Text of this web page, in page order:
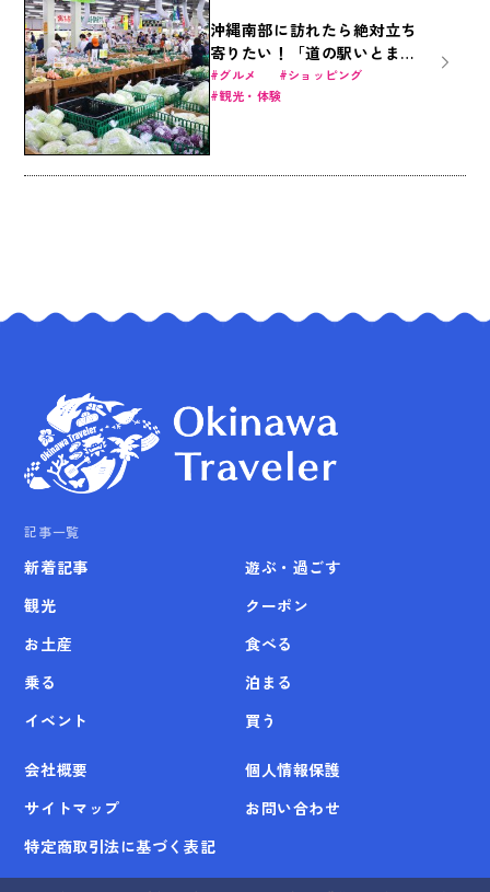
沖縄南部に訪れたら絶対立ち
寄りたい！「道の駅いとま
ん」が人気の理由とは？
グルメ
ショッピング
観光・体験
記事一覧
新着記事
観光
お土産
乗る
イベント
遊ぶ・過ごす
クーポン
食べる
泊まる
買う
会社概要
個人情報保護
サイトマップ
お問い合わせ
特定商取引法に基づく表記